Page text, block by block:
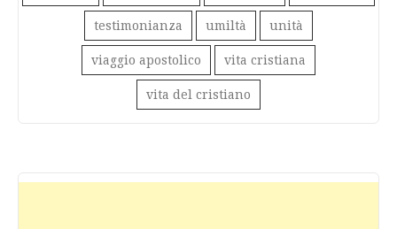
testimonianza umiltà unità
viaggio apostolico vita cristiana
vita del cristiano